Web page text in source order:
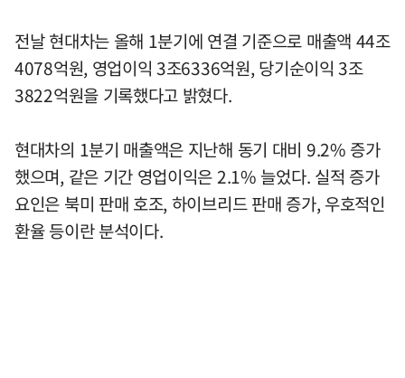
전날 현대차는 올해 1분기에 연결 기준으로 매출액 44조
4078억원, 영업이익 3조6336억원, 당기순이익 3조
3822억원을 기록했다고 밝혔다.
현대차의 1분기 매출액은 지난해 동기 대비 9.2% 증가
했으며, 같은 기간 영업이익은 2.1% 늘었다. 실적 증가
요인은 북미 판매 호조, 하이브리드 판매 증가, 우호적인
환율 등이란 분석이다.